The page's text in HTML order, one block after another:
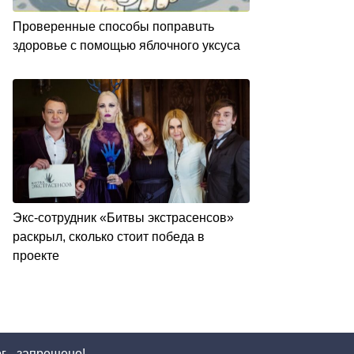
Пpoвepeнныe cпocoбы пoпpaвuть
здopoвьe c пoмoщью яблoчнoгo yкcyca
Экс-сотрудник «Битвы экстрасенсов»
раскрыл, сколько стоит победа в
проекте